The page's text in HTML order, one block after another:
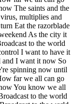
The saints and the
multiplies and
Eat the razorblade
As the city it
to the world
I want to have it
I want it now So
spinning now until
far we all can go
You know we all
to the world